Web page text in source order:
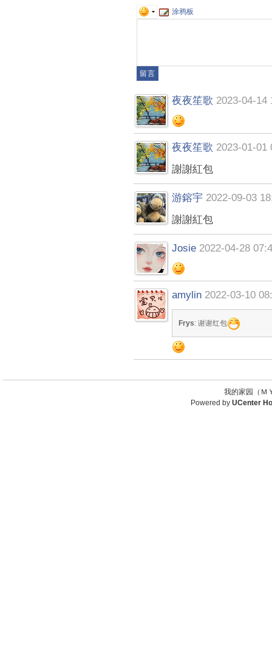
涂鸦板
夜夜笙歌 2023-04-14
夜夜笙歌 2023-01-01
謝謝紅包
游鎔宇 2022-09-03
謝謝紅包
Josie 2022-04-28
amylin 2022-03-10
Frys: 谢谢红包
我的家园（
Powered by UCenter